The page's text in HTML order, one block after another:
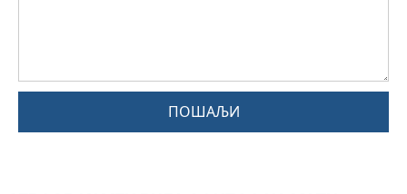
ПОШАЉИ